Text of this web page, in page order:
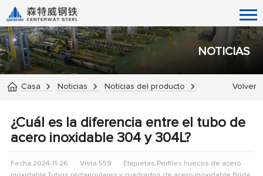
NOTICIAS
Volver
Casa Noticias Noticias del producto
¿Cuál es la diferencia entre el tubo de
acero inoxidable 304 y 304L?
Fecha:2024-11-26 Vista:559
Etiquetas:Perfiles huecos de acero